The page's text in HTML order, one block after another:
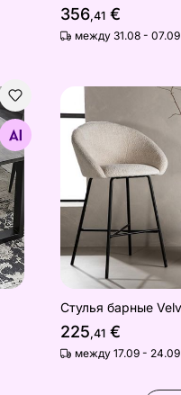
356,41 €
между 31.08 - 07.09
Стулья барные
Стулья барные
225,41 €
между 17.09 - 24.09